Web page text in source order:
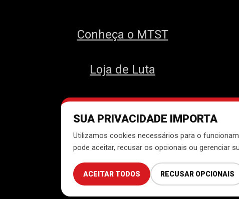
SUA PRIVACIDADE IMPORTA
Utilizamos cookies necessários para o
pode aceitar, recusar os opcionais ou gerenciar
ACEITAR TODOS RECUSAR OPCIONAIS
Conheça o MTST
Loja de Luta